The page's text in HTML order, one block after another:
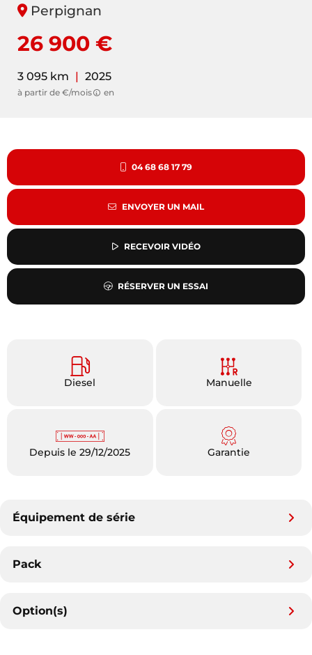
Perpignan
26 900 €
3 095 km | 2025
à partir de €/mois en
04 68 68 17 79
ENVOYER UN MAIL
RECEVOIR VIDÉO
RÉSERVER UN ESSAI
Diesel Manuelle
Depuis le 29/12/2025 Garantie
Équipement de série
Pack
Option(s)